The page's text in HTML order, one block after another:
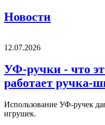
Новости
12.07.2026
УФ-ручки - что
работает ручка-
Использование УФ-ручек
игрушек.